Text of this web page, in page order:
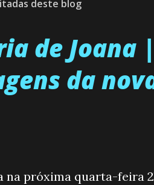
deste blog
de Joana
da
na próxima quarta-feira